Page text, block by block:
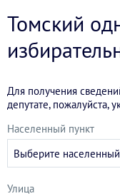
Томский
Для получения
депутате, пожалуйста,
Населенный пункт
Выберите
Улица